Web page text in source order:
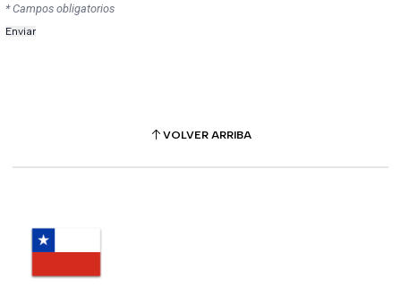
* Campos obligatorios
VOLVER ARRIBA